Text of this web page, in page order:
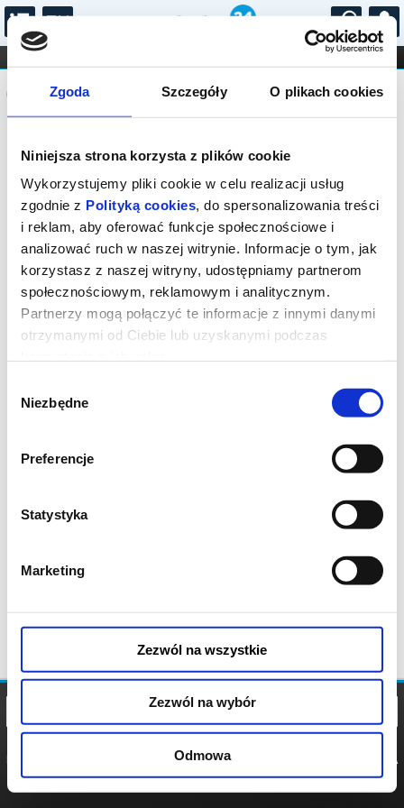
Zgoda Szczegóły O plikach cookies
Niniejsza strona korzysta z plików cookie
Wykorzystujemy pliki cookie w celu realizacji usług
zgodnie z Polityką cookies, do spersonalizowania treści
i reklam, aby oferować funkcje społecznościowe i
analizować ruch w naszej witrynie. Informacje o tym, jak
korzystasz z naszej witryny, udostępniamy partnerom
społecznościowym, reklamowym i analitycznym.
Partnerzy mogą połączyć te informacje z innymi danymi
otrzymanymi od Ciebie lub uzyskanymi podczas
zgody
Niezbędne
Preferencje
Statystyka
Marketing
Zezwól na wszystkie
Zezwól na wybór
Odmowa
...
FILHARMONIA OPERA I BALET
STAND-UP
DLA DZIECI
Komunikat
Sprzedaż biletów na niniejsze
wydarzenie została zakończona. Zapytaj
w Kasie instytucji o dostępność biletów
na wydarzenie.
POLITYKA
POLITYKA